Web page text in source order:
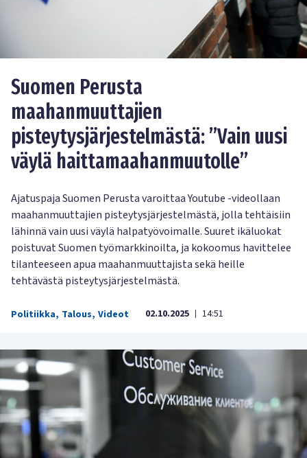
Suomen Perusta
maahanmuuttajien
pisteytysjärjestelmästä: ”Vain uusi
väylä haittamaahanmuutolle”
Ajatuspaja Suomen Perusta varoittaa Youtube -videollaan
maahanmuuttajien pisteytysjärjestelmästä, jolla tehtäisiin
lähinnä vain uusi väylä halpatyövoimalle. Suuret ikäluokat
poistuvat Suomen työmarkkinoilta, ja kokoomus havittelee
tilanteeseen apua maahanmuuttajista sekä heille
tehtävästä pisteytysjärjestelmästä.
Politiikka, Talous, Videot 02.10.2025 | 14:51